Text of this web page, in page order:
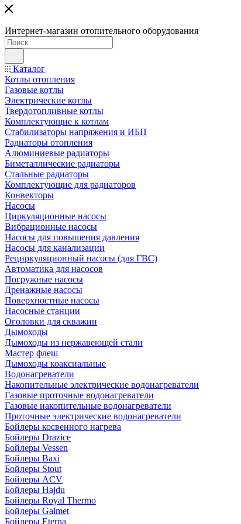
Интернет-магазин отопительного оборудования
Каталог
Котлы отопления
Газовые котлы
Электрические котлы
Твердотопливные котлы
Комплектующие к котлам
Стабилизаторы напряжения и ИБП
Радиаторы отопления
Алюминиевые радиаторы
Биметаллические радиаторы
Стальные радиаторы
Комплектующие для радиаторов
Конвекторы
Насосы
Циркуляционные насосы
Вибрационные насосы
Насосы для повышения давления
Насосы для канализации
Рециркуляционный насосы (для ГВС)
Автоматика для насосов
Погружные насосы
Дренажные насосы
Поверхностные насосы
Насосные станции
Оголовки для скважин
Дымоходы
Дымоходы из нержавеющей стали
Мастер флеш
Дымоходы коаксиальные
Водонагреватели
Накопительные электрические водонагреватели
Газовые проточные водонагреватели
Газовые накопительные водонагреватели
Проточные электрические водонагреватели
Бойлеры косвенного нагрева
Бойлеры Drazice
Бойлеры Vessen
Бойлеры Baxi
Бойлеры Stout
Бойлеры ACV
Бойлеры Hajdu
Бойлеры Royal Thermo
Бойлеры Galmet
Бойлеры Eterna